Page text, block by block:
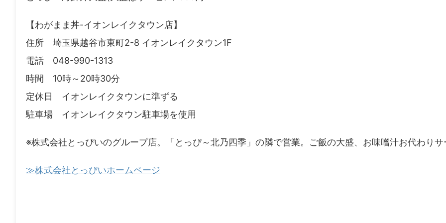
【わがまま丼-イオンレイクタウン店】
住所 埼玉県越谷市東町2-8 イオンレイクタウン1F
電話 048-990-1313
時間 10時～20時30分
定休日 イオンレイクタウンに準ずる
駐車場 イオンレイクタウン駐車場を使用
※株式会社とっぴいのグループ店。「とっぴ～北乃四季」の隣で営業。ご飯の大盛、お味噌汁お代わり
≫株式会社とっぴいホームページ